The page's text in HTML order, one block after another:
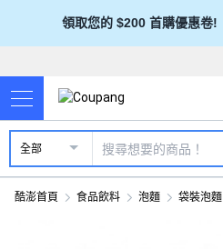
領取您的 $200 首購優惠卷!
全部
酷澎首頁 食品飲料 泡麵 袋裝泡麵